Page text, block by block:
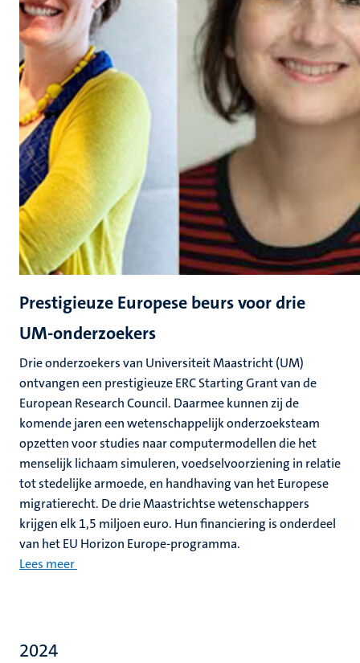
Prestigieuze Europese beurs voor drie
UM-onderzoekers
Drie onderzoekers van Universiteit Maastricht (UM)
ontvangen een prestigieuze ERC Starting Grant van de
European Research Council. Daarmee kunnen zij de
komende jaren een wetenschappelijk onderzoeksteam
opzetten voor studies naar computermodellen die het
menselijk lichaam simuleren, voedselvoorziening in relatie
tot stedelijke armoede, en handhaving van het Europese
migratierecht. De drie Maastrichtse wetenschappers
krijgen elk 1,5 miljoen euro. Hun financiering is onderdeel
van het EU Horizon Europe-programma.
Lees meer
2024